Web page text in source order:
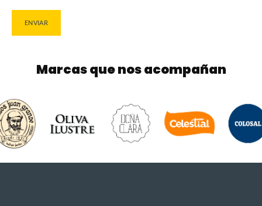
Marcas que nos acompañan